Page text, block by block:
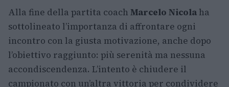
Alla fine della partita coach Marcelo Nicola ha
sottolineato l’importanza di affrontare ogni
incontro con la giusta motivazione, anche dopo
l’obiettivo raggiunto: più serenità ma nessuna
accondiscendenza. L’intento è chiudere il
campionato con un’altra vittoria per condividere